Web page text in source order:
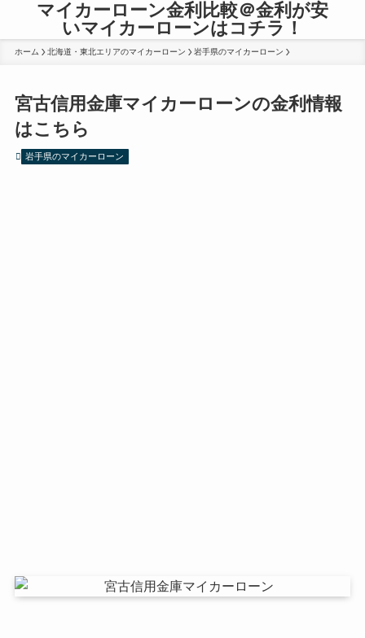
マイカーローン金利比較＠金利が安
いマイカーローンはコチラ！
ホーム 北海道・東北エリアのマイカーローン 岩手県のマイカーローン
宮古信用金庫マイカーローンの金利情報
はこちら
岩手県のマイカーローン